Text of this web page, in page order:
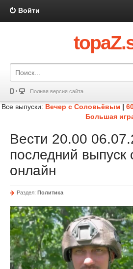
Войти
Полная версия сайта
Все выпуски: Вечер с Соловьёвым |
Большая
Вести 20.00
последний выпуск
онлайн
Раздел: Политика